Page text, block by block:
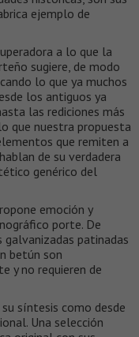
ejemplo de
a lo que la
sugiere, de modo
lo que ya muchos
los antiguos ya
las rediciones más
que nuestra propuesta
que remiten a
de su verdadera
genérico del
emoción y
porte. De
galvanizadas patinadas
betún son
y no requieren de
síntesis como desde
Una selección